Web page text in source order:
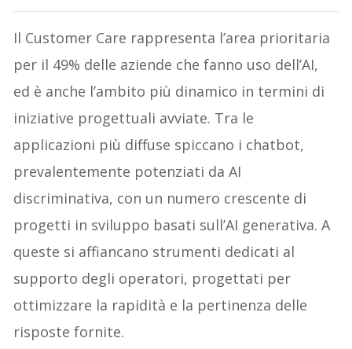
Il Customer Care rappresenta l’area prioritaria
per il 49% delle aziende che fanno uso dell’AI,
ed è anche l’ambito più dinamico in termini di
iniziative progettuali avviate. Tra le
applicazioni più diffuse spiccano i chatbot,
prevalentemente potenziati da AI
discriminativa, con un numero crescente di
progetti in sviluppo basati sull’AI generativa. A
queste si affiancano strumenti dedicati al
supporto degli operatori, progettati per
ottimizzare la rapidità e la pertinenza delle
risposte fornite.